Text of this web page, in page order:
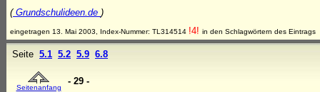
(Grundschulideen.de )
eingetragen 13. Mai 2003, Index-Nummer: TL314514 !4! in den Schlagwörtern des Eintrags
Seite 5.1 5.2 5.9 6.8
Seitenanfang
- 29 -